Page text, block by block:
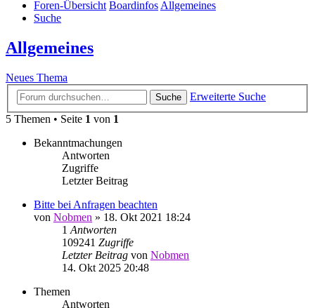
Foren-Übersicht BoardinfosAllgemeines
Suche
Allgemeines
Neues Thema
Suche
Erweiterte Suche
5 Themen • Seite 1 von 1
Bekanntmachungen
Antworten
Zugriffe
Letzter Beitrag
Bitte bei Anfragen beachten
von Nobmen » 18. Okt 2021 18:24
1 Antworten
109241 Zugriffe
Letzter Beitrag von Nobmen
14. Okt 2025 20:48
Themen
Antworten